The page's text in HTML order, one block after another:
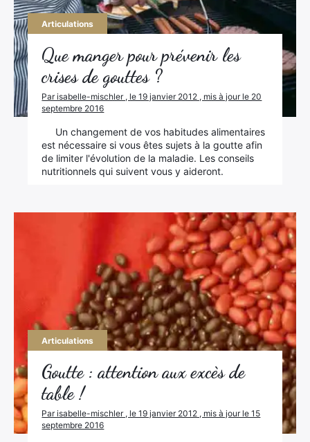
Articulations
Que manger pour prévenir les
crises de gouttes ?
Par isabelle-mischler , le 19 janvier 2012 , mis à jour le 20
septembre 2016
Un changement de vos habitudes alimentaires
est nécessaire si vous êtes sujets à la goutte afin
de limiter l'évolution de la maladie. Les conseils
nutritionnels qui suivent vous y aideront.
Articulations
Goutte : attention aux excès de
table !
Par isabelle-mischler , le 19 janvier 2012 , mis à jour le 15
septembre 2016
×
Rechercher